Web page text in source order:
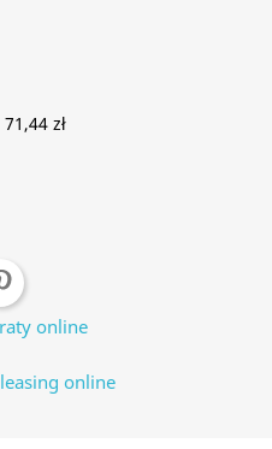
71,44 zł